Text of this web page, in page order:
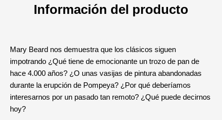
Información del producto
Mary Beard nos demuestra que los clásicos siguen
impotrando ¿Qué tiene de emocionante un trozo de pan de
hace 4.000 años? ¿O unas vasijas de pintura abandonadas
durante la erupción de Pompeya? ¿Por qué deberíamos
interesarnos por un pasado tan remoto? ¿Qué puede decirnos
hoy?